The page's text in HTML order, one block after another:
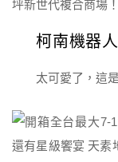
柯南機器
太可愛了，這